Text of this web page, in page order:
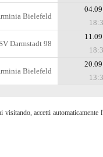
Bielefeld
SV Darmstadt 98
Bielefeld
accetti